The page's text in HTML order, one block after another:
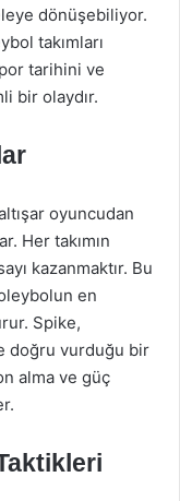
dönüşebiliyor.
takımları
tarihini ve
bir olaydır.
oyuncudan
Her takımın
kazanmaktır. Bu
en
Spike,
doğru vurduğu bir
alma ve güç